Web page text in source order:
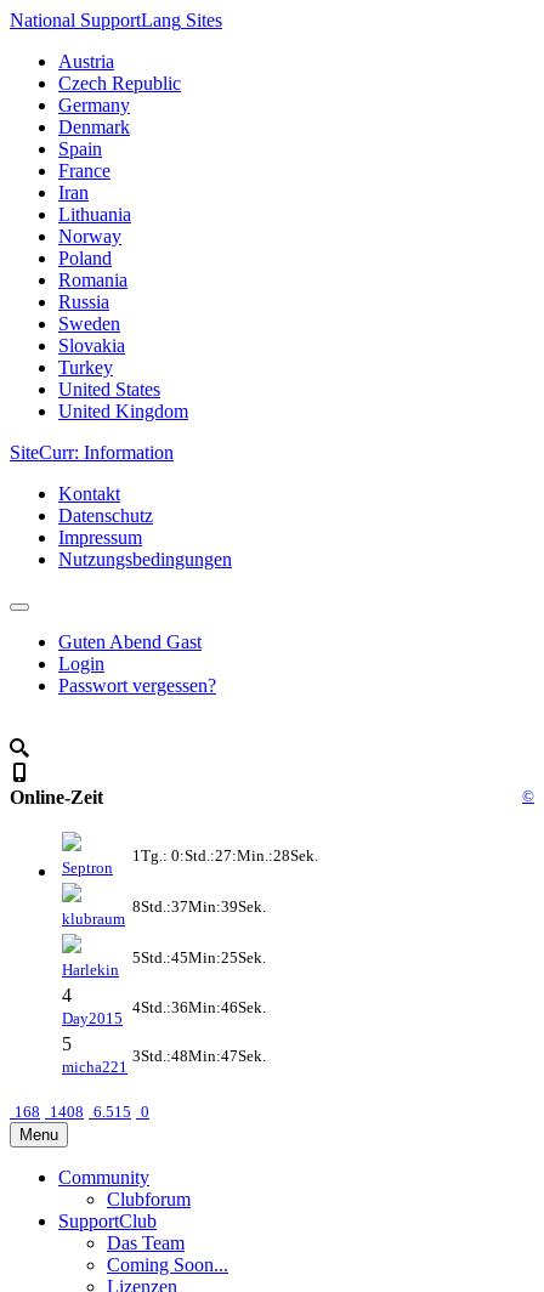
National SupportLang Sites
Austria
Czech Republic
Germany
Denmark
Spain
France
Iran
Lithuania
Norway
Poland
Romania
Russia
Sweden
Slovakia
Turkey
United States
United Kingdom
SiteCurr: Information
Kontakt
Datenschutz
Impressum
Nutzungsbedingungen
Guten Abend Gast
Login
Passwort vergessen?
Online-Zeit ©
Septron
1Tg.: 0:Std.:27:Min.:28Sek.
klubraum
8Std.:37Min:39Sek.
Harlekin
5Std.:45Min:25Sek.
4
Day2015
4Std.:36Min:46Sek.
5
micha221
3Std.:48Min:47Sek.
168 1408 6.515 0
Menu
Community
Clubforum
SupportClub
Das Team
Coming Soon...
Lizenzen